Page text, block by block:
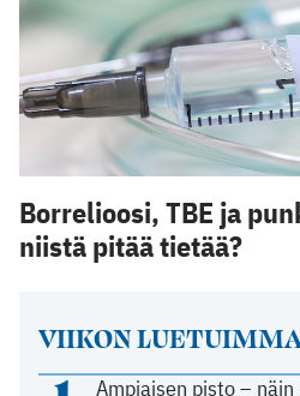
VIIKON
Ampiaisen pisto –
Borrelioosi, TBE ja
niistä pitää tietää?